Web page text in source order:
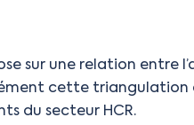
sur une relation entre
cette triangulation
du secteur HCR.